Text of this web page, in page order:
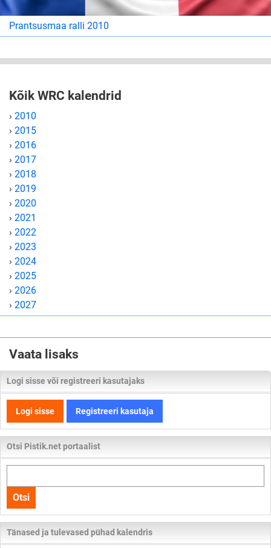
Prantsusmaa ralli 2010
Kõik WRC kalendrid
› 2010
› 2015
› 2016
› 2017
› 2018
› 2019
› 2020
› 2021
› 2022
› 2023
› 2024
› 2025
› 2026
› 2027
Vaata lisaks
Logi sisse või registreeri kasutajaks
Logi sisse Registreeri kasutaja
Otsi Pistik.net portaalist
kogu
lehelt
Otsi
Tänased ja tulevased pühad kalendris